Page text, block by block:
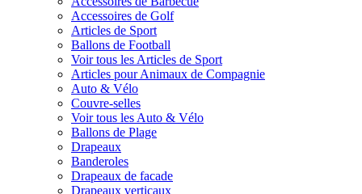
Accessoires de Golf
Articles de Sport
Ballons de Football
Voir tous les Articles de Sport
Articles pour Animaux de Compagnie
Auto & Vélo
Couvre-selles
Voir tous les Auto & Vélo
Ballons de Plage
Drapeaux
Banderoles
Drapeaux de facade
Drapeaux verticaux